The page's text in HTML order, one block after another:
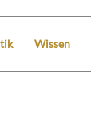
Wissen